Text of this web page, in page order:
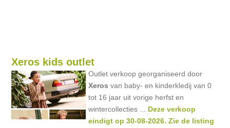
Xeros kids outlet
Outlet verkoop georganiseerd door
Xeros van baby- en kinderkledij van 0
tot 16 jaar uit vorige herfst en
wintercollecties ... Deze verkoop
eindigt op 30-08-2026. Zie de listing